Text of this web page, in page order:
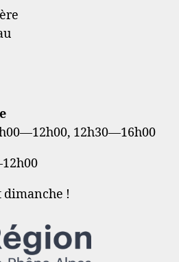
12h30—16h00
dimanche !